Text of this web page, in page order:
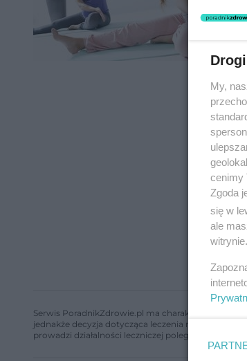
Serwis PoradnikZdrowie.pl ma charakter
jednakże decyzja dotycząca leczenia należy do
prowadzi działalności leczniczej polegającej na
My,
cenimy
Zgoda
się w
ale
witrynie.